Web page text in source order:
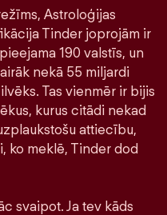
Astroloģijas
Tinder joprojām ir
190 valstīs, un
nekā 55 miljardi
Tas vienmēr ir bijis
kurus citādi nekad
attiecību,
ko meklē, Tinder dod
svaipot. Ja tev kāds